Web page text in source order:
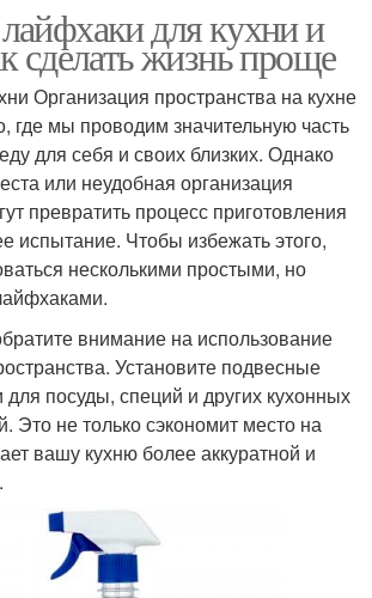
для кухни и
сделать жизнь проще
Организация пространства на кухне
где мы проводим значительную часть
для себя и своих близких. Однако
или неудобная организация
превратить процесс приготовления
испытание. Чтобы избежать этого,
несколькими простыми, но
внимание на использование
Установите подвесные
для посуды, специй и других кухонных
Это не только сэкономит место на
вашу кухню более аккуратной и